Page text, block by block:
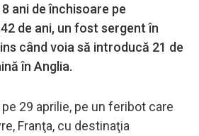
ani de închisoare pe
de ani, un fost sergent în
când voia să introducă 21 de
în Anglia.
29 aprilie, pe un feribot care
Franţa, cu destinaţia